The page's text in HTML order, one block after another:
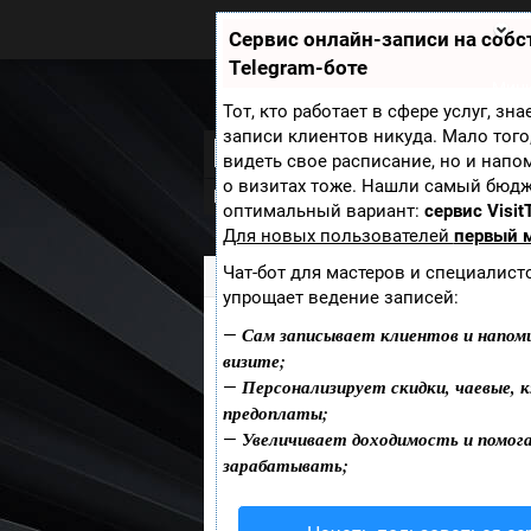
Сервис онлайн-записи на
Telegram-боте
Тот, кто работает в сфере услуг,
записи клиентов никуда. Мало
видеть свое расписание, но и
о визитах тоже. Нашли самый
оптимальный вариант: сервис
Для новых пользователей первый
Чат-бот для мастеров и
упрощает ведение записей:
— Сам записывает клиентов и
визите;
— Персонализирует скидки, чаевые,
предоплаты;
— Увеличивает доходимость и
зарабатывать;
Zobra.ru - Игровое сообщество -
все о играх
П
ф
м
ы
Disciples 2: Dark
Новости Скриншоты Видео
Zobra.ru»Игры» Disciples 2: Dark
Платформа:
Сайт игры: